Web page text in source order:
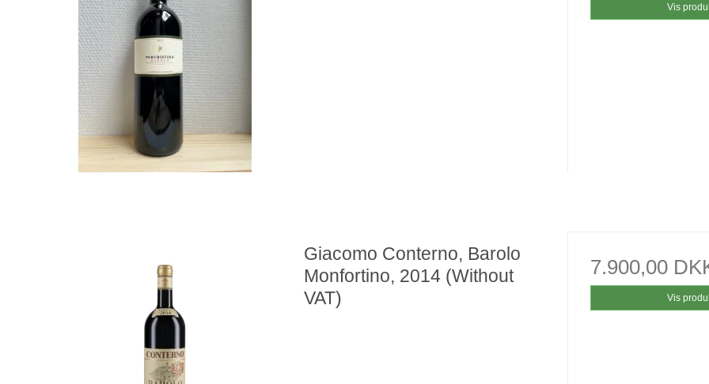
Vis
Giacomo Conterno, Barolo
Monfortino, 2014 (Without
VAT)
7.900,00
Vis